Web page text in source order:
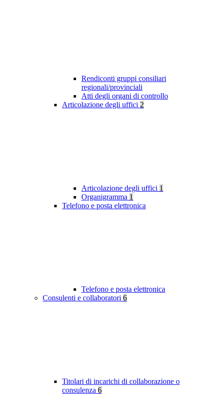
Rendiconti gruppi consiliari
regionali/provinciali
Atti degli organi di controllo
Articolazione degli uffici 2
Articolazione degli uffici 1
Organigramma 1
Telefono e posta elettronica
Telefono e posta elettronica
Consulenti e collaboratori 6
Titolari di incarichi di collaborazione o
consulenza 6